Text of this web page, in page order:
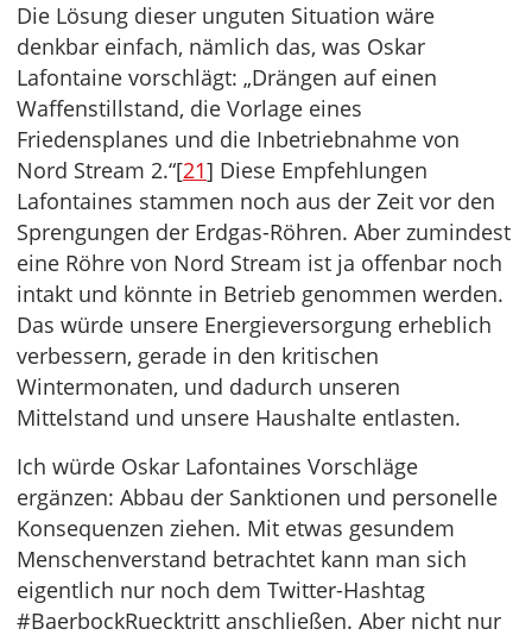
Die Lösung dieser unguten Situation wäre
denkbar einfach, nämlich das, was Oskar
Lafontaine vorschlägt: „Drängen auf einen
Waffenstillstand, die Vorlage eines
Friedensplanes und die Inbetriebnahme von
Nord Stream 2.“[21] Diese Empfehlungen
Lafontaines stammen noch aus der Zeit vor den
Sprengungen der Erdgas-Röhren. Aber zumindest
eine Röhre von Nord Stream ist ja offenbar noch
intakt und könnte in Betrieb genommen werden.
Das würde unsere Energieversorgung erheblich
verbessern, gerade in den kritischen
Wintermonaten, und dadurch unseren
Mittelstand und unsere Haushalte entlasten.
Ich würde Oskar Lafontaines Vorschläge
ergänzen: Abbau der Sanktionen und personelle
Konsequenzen ziehen. Mit etwas gesundem
Menschenverstand betrachtet kann man sich
eigentlich nur noch dem Twitter-Hashtag
#BaerbockRuecktritt anschließen. Aber nicht nur